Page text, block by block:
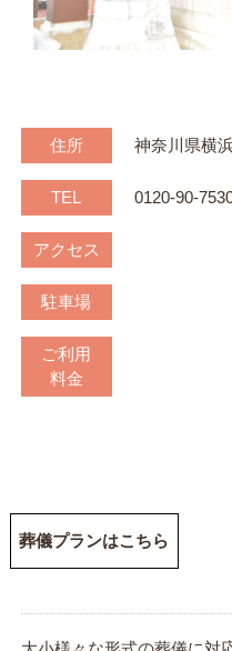
住所 神奈川県横
TEL 0120-90-
アクセス
駐車場
ご利用
料金
葬儀プランはこちら